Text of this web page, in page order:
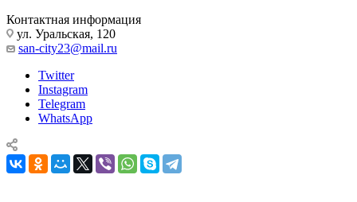
Контактная информация
ул. Уральская, 120
san-city23@mail.ru
Twitter
Instagram
Telegram
WhatsApp